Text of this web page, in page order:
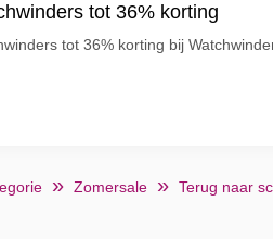
tot 36% korting
tot 36% korting bij
Zomersale Terug naar